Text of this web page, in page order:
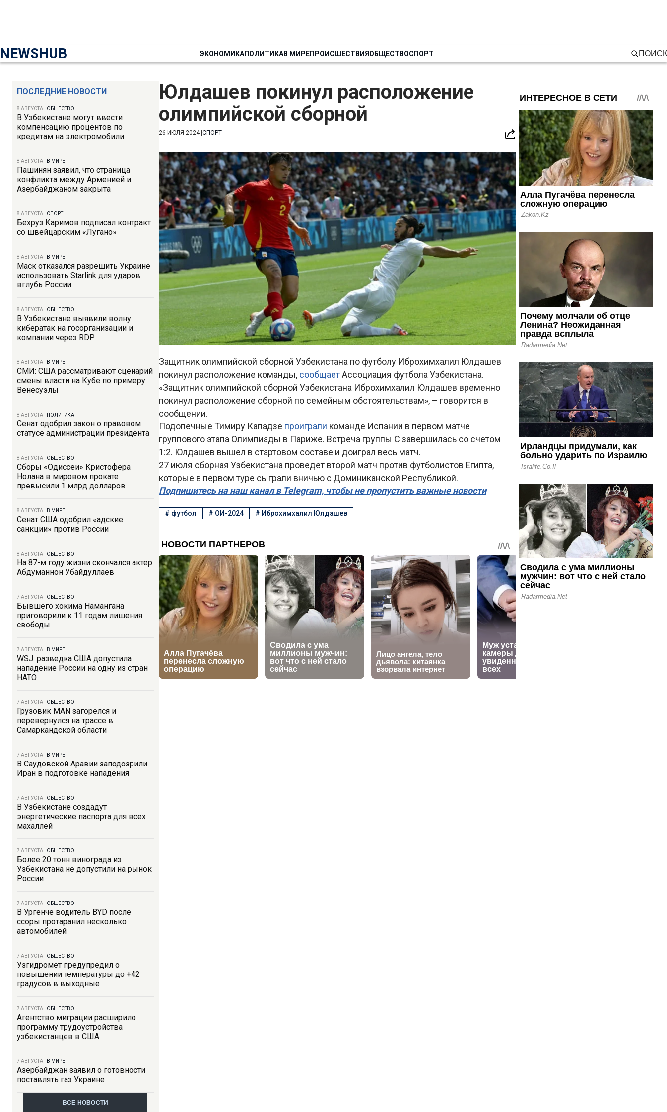
NEWSHUB ЭКОНОМИКАПОЛИТИКАВ МИРЕПРОИСШЕСТВИЯОБЩЕСТВОСПОРТ ПОИСК
ПОСЛЕДНИЕ НОВОСТИ
8 АВГУСТА ОБЩЕСТВО
В Узбекистане могут ввести
компенсацию процентов по
кредитам на электромобили
8 АВГУСТА В МИРЕ
Пашинян заявил, что страница
конфликта между Арменией и
Азербайджаном закрыта
8 АВГУСТА СПОРТ
Бехруз Каримов подписал контракт
со швейцарским «Лугано»
8 АВГУСТА В МИРЕ
Маск отказался разрешить Украине
использовать Starlink для ударов
вглубь России
8 АВГУСТА ОБЩЕСТВО
В Узбекистане выявили волну
кибератак на госорганизации и
компании через RDP
8 АВГУСТА В МИРЕ
СМИ: США рассматривают сценарий
смены власти на Кубе по примеру
Венесуэлы
8 АВГУСТА ПОЛИТИКА
Сенат одобрил закон о правовом
статусе администрации президента
8 АВГУСТА ОБЩЕСТВО
Сборы «Одиссеи» Кристофера
Нолана в мировом прокате
превысили 1 млрд долларов
8 АВГУСТА В МИРЕ
Сенат США одобрил «адские
санкции» против России
8 АВГУСТА ОБЩЕСТВО
На 87-м году жизни скончался актер
Абдуманнон Убайдуллаев
7 АВГУСТА ОБЩЕСТВО
Бывшего хокима Намангана
приговорили к 11 годам лишения
свободы
7 АВГУСТА В МИРЕ
WSJ: разведка США допустила
нападение России на одну из стран
НАТО
7 АВГУСТА ОБЩЕСТВО
Грузовик MAN загорелся и
перевернулся на трассе в
Самаркандской области
7 АВГУСТА В МИРЕ
В Саудовской Аравии заподозрили
Иран в подготовке нападения
7 АВГУСТА ОБЩЕСТВО
В Узбекистане создадут
энергетические паспорта для всех
махаллей
7 АВГУСТА ОБЩЕСТВО
Более 20 тонн винограда из
Узбекистана не допустили на рынок
России
7 АВГУСТА ОБЩЕСТВО
В Ургенче водитель BYD после
ссоры протаранил несколько
автомобилей
7 АВГУСТА ОБЩЕСТВО
Узгидромет предупредил о
повышении температуры до +42
градусов в выходные
7 АВГУСТА ОБЩЕСТВО
Агентство миграции расширило
программу трудоустройства
узбекистанцев в США
7 АВГУСТА В МИРЕ
Азербайджан заявил о готовности
поставлять газ Украине
ВСЕ НОВОСТИ
Юлдашев покинул расположение
олимпийской сборной
26 ИЮЛЯ 2024| СПОРТ
Защитник олимпийской сборной Узбекистана по футболу Иброхимхалил Юлдашев
покинул расположение команды, сообщаетАссоциация футбола Узбекистана.
«Защитник олимпийской сборной Узбекистана Иброхимхалил Юлдашев временно
покинул расположение сборной по семейным обстоятельствам», – говорится в
сообщении.
Подопечные Тимиру Кападзе проиграли команде Испании в первом матче
группового этапа Олимпиады в Париже. Встреча группы С завершилась со счетом
1:2. Юлдашев вышел в стартовом составе и доиграл весь матч.
27 июля сборная Узбекистана проведет второй матч против футболистов Египта,
которые в первом туре сыграли вничью с Доминиканской Республикой.
Подпишитесь на наш канал в Telegram, чтобы не пропустить важные новости
# футбол # ОИ-2024 # Иброхимхалил Юлдашев